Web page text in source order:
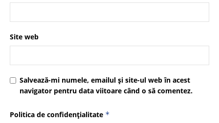
Site web
Salvează-mi numele, emailul și site-ul web în acest
navigator pentru data viitoare când o să comentez.
Politica de confidențialitate *